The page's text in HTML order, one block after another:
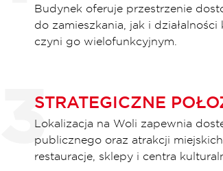
Budynek oferuje przestrzenie
do zamieszkania, jak i
czyni go wielofunkcyjnym.
STRATEGICZNE
Lokalizacja na Woli zapewnia
publicznego oraz atrakcji
restauracje, sklepy i centra